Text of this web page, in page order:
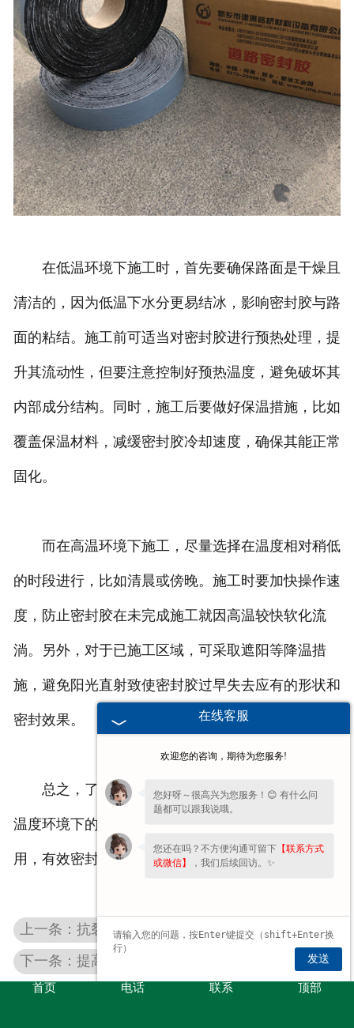
在低温环境下施工时，首先要确保路面是干燥且
清洁的，因为低温下水分更易结冰，影响密封胶与路
面的粘结。施工前可适当对密封胶进行预热处理，提
升其流动性，但要注意控制好预热温度，避免破坏其
内部成分结构。同时，施工后要做好保温措施，比如
覆盖保温材料，减缓密封胶冷却速度，确保其能正常
固化。
而在高温环境下施工，尽量选择在温度相对稍低
的时段进行，比如清晨或傍晚。施工时要加快操作速
度，防止密封胶在未完成施工就因高温较快软化流
淌。另外，对于已施工区域，可采取遮阳等降温措
施，避免阳光直射致使密封胶过早失去应有的形状和
密封效果。
总之，了解道路密封胶施工温度范围并掌握不同
温度环境下的施工要点，才能保障密封胶充分发挥作
用，有效密封路面裂缝，延长道路使用寿命。
上一条：抗裂贴在应对动荷载作用下的裂缝抑制机理是什么？
下一条：提高贴缝带抗穿刺性能以应对路面尖锐物破坏的方法
首页 电话 联系 顶部
在线客服
欢迎您的咨询，期待为您服务!
您好呀～很高兴为您服务！😊 有什么问
题都可以跟我说哦。
您还在吗？不方便沟通可留下 【联系方式
或微信】
，我们后续回访。✨
发送